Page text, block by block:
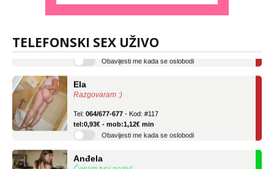
TELEFONSKI SEX UŽIVO
tel:0,93€ - mob:1,12€ min
Razgovaram :)
tel:0,93€ - mob:1,12€ min
Obavijesti me kada se oslobodi
Čekam tvoj poziv!